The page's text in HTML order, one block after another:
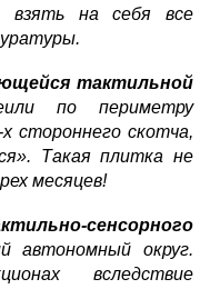
взять на себя все
тактильной
по периметру
стороннего скотча,
Такая плитка не
месяцев!
сенсорного
автономный округ.
вследствие